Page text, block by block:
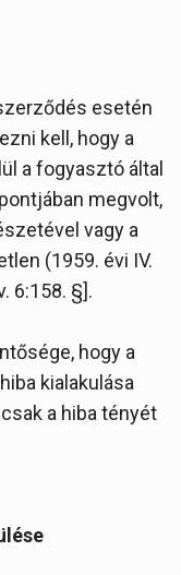
esetén
kell, hogy a
a fogyasztó által
megvolt,
vagy a
(1959. évi IV.
6:158. §].
hogy a
kialakulása
a hiba tényét